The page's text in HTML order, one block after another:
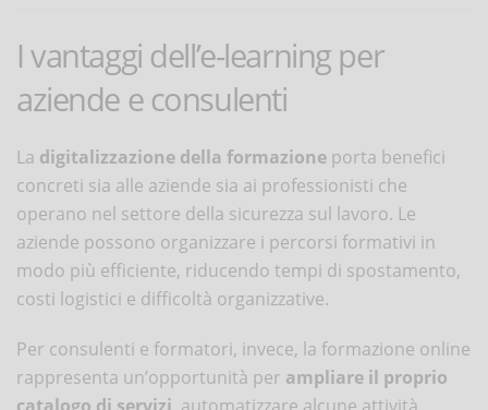
I vantaggi dell’e-learning per
aziende e consulenti
La digitalizzazione della formazione porta benefici
concreti sia alle aziende sia ai professionisti che
operano nel settore della sicurezza sul lavoro. Le
aziende possono organizzare i percorsi formativi in
modo più efficiente, riducendo tempi di spostamento,
costi logistici e difficoltà organizzative.
Per consulenti e formatori, invece, la formazione online
rappresenta un’opportunità per ampliare il proprio
catalogo di servizi , automatizzare alcune attività